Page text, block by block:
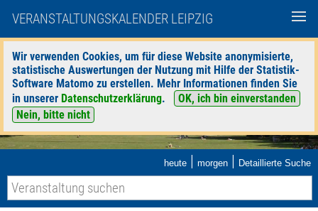
VERANSTALTUNGSKALENDER LEIPZIG
Wir verwenden Cookies, um für diese Website anonymisierte,
statistische Auswertungen der Nutzung mit Hilfe der Statistik-
Software Matomo zu erstellen. Mehr Informationen finden Sie
in unserer Datenschutzerklärung.
OK, ich bin einverstanden
Nein, bitte nicht
heute | morgen | Detaillierte Suche